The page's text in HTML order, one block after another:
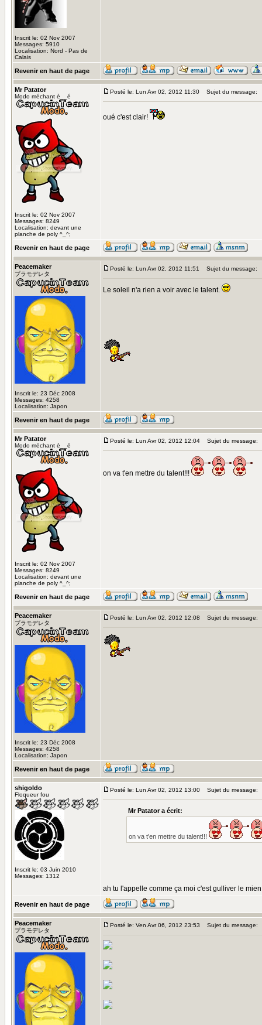
Inscrit le: 02 Nov 2007
Messages: 5910
Localisation: Nord - Pas de
Calais
Revenir en haut de page
Mr Patator
Modo méchant è__é
Inscrit le: 02 Nov 2007
Messages: 8249
Localisation: devant une
planche de poly ^_^;
Posté le: Lun Avr 02, 2012 11:30 Sujet du message:
oué c'est clair!
Revenir en haut de page
Peacemaker
プラモデレタ
Inscrit le: 23 Déc 2008
Messages: 4258
Localisation: Japon
Posté le: Lun Avr 02, 2012 11:51 Sujet du message:
Le soleil n'a rien a voir avec le talent.
Revenir en haut de page
Mr Patator
Modo méchant è__é
Inscrit le: 02 Nov 2007
Messages: 8249
Localisation: devant une
planche de poly ^_^;
Posté le: Lun Avr 02, 2012 12:04 Sujet du message:
on va t'en mettre du talent!!!
Revenir en haut de page
Peacemaker
プラモデレタ
Inscrit le: 23 Déc 2008
Messages: 4258
Localisation: Japon
Posté le: Lun Avr 02, 2012 12:08 Sujet du message:
Revenir en haut de page
shigoldo
Floqueur fou
Inscrit le: 03 Juin 2010
Messages: 1312
Posté le: Lun Avr 02, 2012 13:00 Sujet du message:
Mr Patator a écrit:
on va t'en mettre du talent!!!
ah tu l'appelle comme ça moi c'est gulliver le
Revenir en haut de page
Peacemaker
プラモデレタ
Posté le: Ven Avr 06, 2012 23:53 Sujet du message: